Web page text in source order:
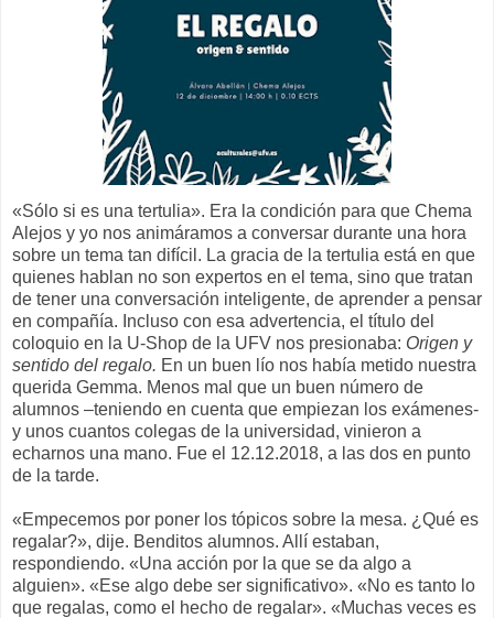
«Sólo si es una tertulia». Era la condición para que Chema
Alejos y yo nos animáramos a conversar durante una hora
sobre un tema tan difícil. La gracia de la tertulia está en que
quienes hablan no son expertos en el tema, sino que tratan
de tener una conversación inteligente, de aprender a pensar
en compañía. Incluso con esa advertencia, el título del
coloquio en la U-Shop de la UFV nos presionaba: Origen y
sentido del regalo. En un buen lío nos había metido nuestra
querida Gemma. Menos mal que un buen número de
alumnos –teniendo en cuenta que empiezan los exámenes-
y unos cuantos colegas de la universidad, vinieron a
echarnos una mano. Fue el 12.12.2018, a las dos en punto
de la tarde.
«Empecemos por poner los tópicos sobre la mesa. ¿Qué es
regalar?», dije. Benditos alumnos. Allí estaban,
respondiendo. «Una acción por la que se da algo a
alguien». «Ese algo debe ser significativo». «No es tanto lo
que regalas, como el hecho de regalar». «Muchas veces es